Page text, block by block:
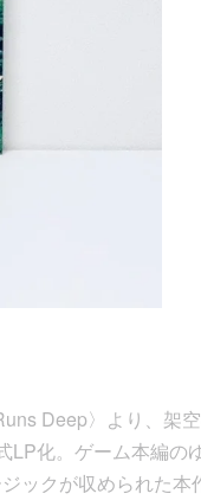
Deep〉より、架
化。ゲーム本編の
ックが収められた